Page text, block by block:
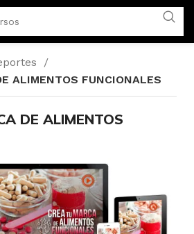
ALIMENTOS FUNCIONALES
DE ALIMENTOS